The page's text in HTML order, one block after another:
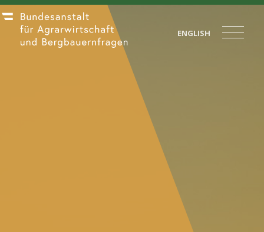
ENGLISH